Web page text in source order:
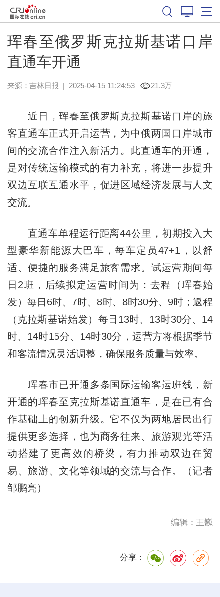
珲春至俄罗斯克拉斯基诺口岸
直通车开通
来源： 吉林日报 | 2025-04-15 11:24:53 21.3万
近日，珲春至俄罗斯克拉斯基诺口岸的旅
客直通车正式开启运营，为中俄两国口岸城市
间的交流合作注入新活力。此直通车的开通，
是对传统运输模式的有力补充，将进一步提升
双边互联互通水平，促进区域经济发展与人文
交流。
直通车单程运行距离44公里，初期投入大
型豪华新能源大巴车，每车定员47+1，以舒
适、便捷的服务满足旅客需求。试运营期间每
日2班，后续拟定运营时间为：去程（珲春始
发）每日6时、7时、8时、8时30分、9时；返程
（克拉斯基诺始发）每日13时、13时30分、14
时、14时15分、14时30分，运营方将根据季节
和客流情况灵活调整，确保服务质量与效率。
珲春市已开通多条国际运输客运班线，新
开通的珲春至克拉斯基诺直通车，是在已有合
作基础上的创新升级。它不仅为两地居民出行
提供更多选择，也为商务往来、旅游观光等活
动搭建了更高效的桥梁，有力推动双边在贸
易、旅游、文化等领域的交流与合作。（记者
邹鹏亮）
编辑：王巍
分享：